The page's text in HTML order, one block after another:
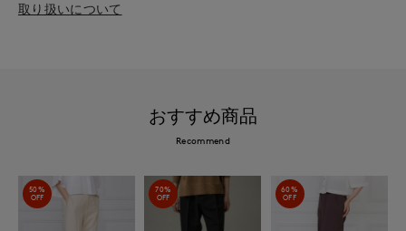
取り扱いについて
おすすめ商品
Recommend
50%
OFF
70%
OFF
60%
OFF